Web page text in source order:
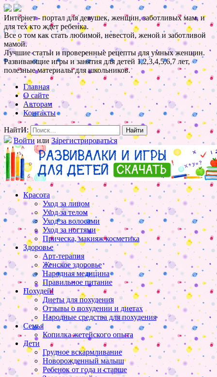
Интернет - портал для девушек, женщин, заботливых мам, и
для тех кто ждет ребенка.
Все о том как стать любимой, невестой, женой и заботливой
мамой.
Лучшие статьи и проверенные рецепты для умных женщин.
Развивающие игры и занятия для детей 1,2,3,4,5,6,7 лет,
полезные материалы для школьников.
Главная
О сайте
Авторам
Контакты
НайтИ:
Войти или Зарегистрироваться
Красота
Уход за лицом
Уход за телом
Уход за волосами
Уход за ногтями
Прическа, макияж косметика
Здоровье
Арт-терапия
Женское здоровье
Народная медицина
Правильное питание
Похудей!
Диеты для похудения
Отзывы о похудении и диетах
Народные средства для похудения
Семья
Копилка жетейского опыта
Дети
Грудное вскармливание
Новорожденный малыш
Ребенок от года и старше